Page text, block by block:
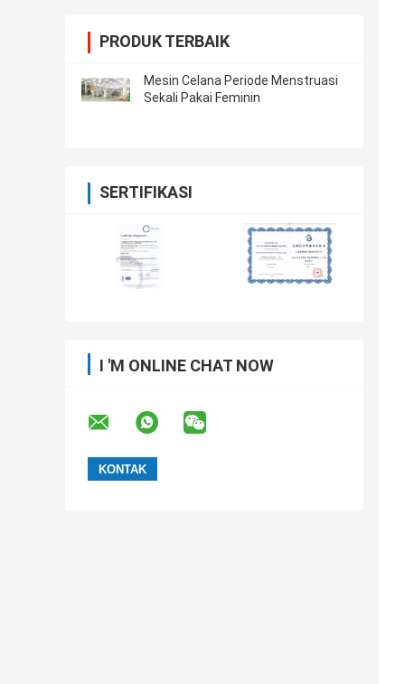
PRODUK TERBAIK
Mesin Celana Periode Menstruasi
Sekali Pakai Feminin
SERTIFIKASI
I 'M ONLINE CHAT NOW